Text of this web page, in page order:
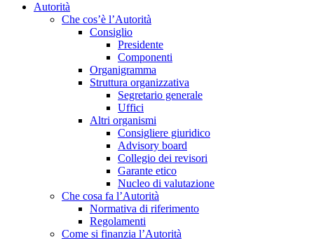
Autorità
Che cos’è l’Autorità
Consiglio
Presidente
Componenti
Organigramma
Struttura organizzativa
Segretario generale
Uffici
Altri organismi
Consigliere giuridico
Advisory board
Collegio dei revisori
Garante etico
Nucleo di valutazione
Che cosa fa l’Autorità
Normativa di riferimento
Regolamenti
Come si finanzia l’Autorità